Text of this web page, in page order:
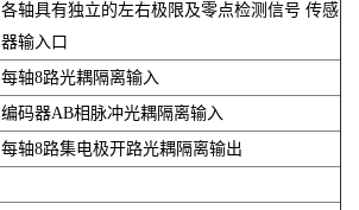
各轴具有独立的左右极限及零点检测信号 传感
器输入口
每轴8路光耦隔离输入
编码器AB相脉冲光耦隔离输入
每轴8路集电极开路光耦隔离输出